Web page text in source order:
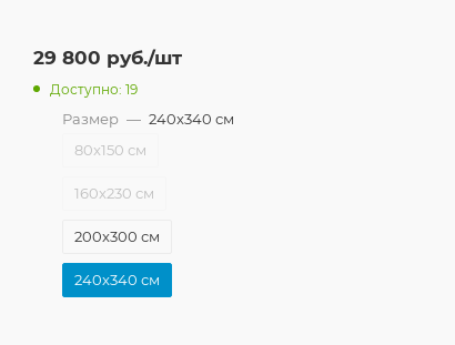
29 800 руб./шт
Доступно: 19
Размер — 240x340 см
80x150 см
160x230 см
200x300 см
240x340 см